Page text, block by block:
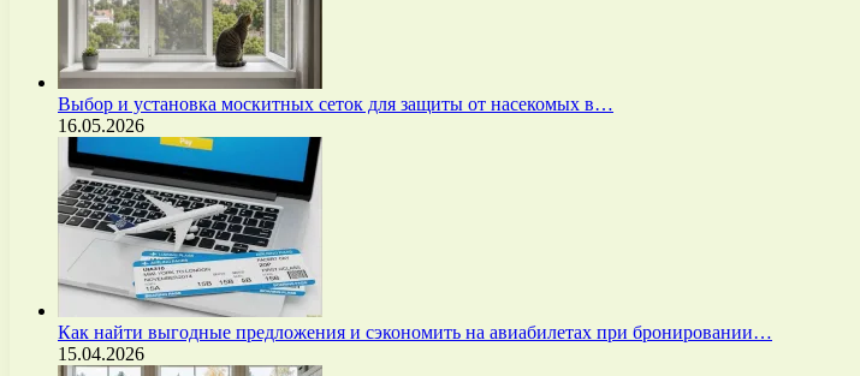
Выбор и установка москитных сеток для защиты от насекомых в…
16.05.2026
Как найти выгодные предложения и сэкономить на авиабилетах при бронировании…
15.04.2026